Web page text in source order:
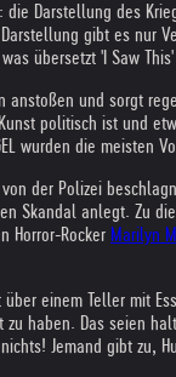
Darstellung des
gibt es nur
übersetzt 'I Saw
anstoßen und sorgt
politisch ist und
wurden die
der Polizei
Skandal anlegt. Zu
Horror-Rocker Marilyn
einem Teller mit
haben. Das seien
Jemand gibt